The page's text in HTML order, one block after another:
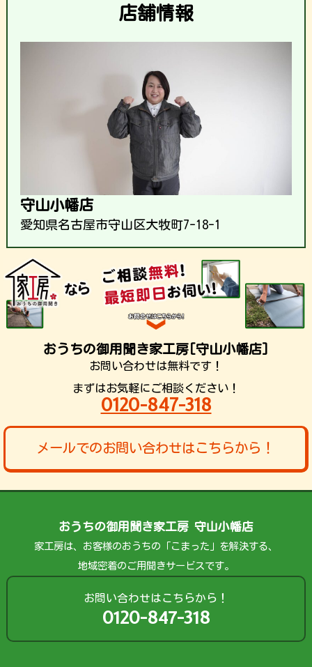
店舗情報
守山小幡店
愛知県名古屋市守山区大牧町7-18-1
おうちの御用聞き家工房[守山小幡店]
お問い合わせは無料です！
まずはお気軽にご相談ください！
0120-847-318
メールでのお問い合わせはこちらから！
おうちの御用聞き家工房 守山小幡店
家工房は、お客様のおうちの「こまった」を解決する、
地域密着のご用聞きサービスです。
お問い合わせはこちらから！
0120-847-318